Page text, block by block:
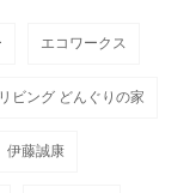
エコワークス
ビング どんぐりの家
伊藤誠康